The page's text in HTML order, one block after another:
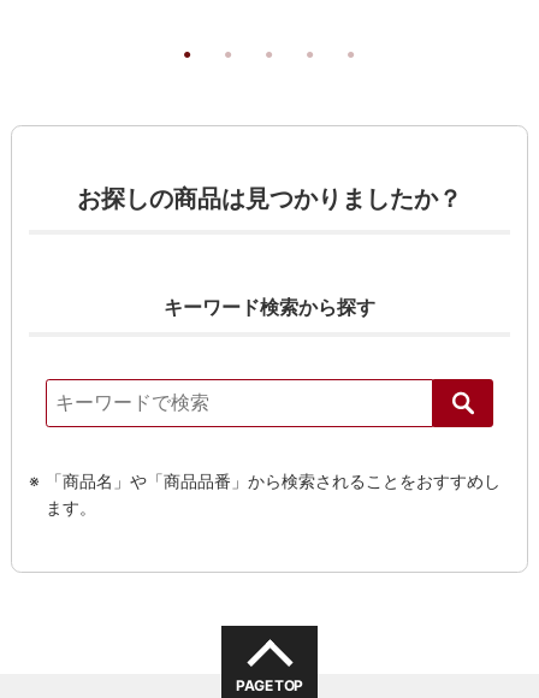
お探しの商品は見つかりましたか？
キーワード検索から探す
「商品名」や「商品品番」から検索されることをおすすめし
ます。
PAGE TOP